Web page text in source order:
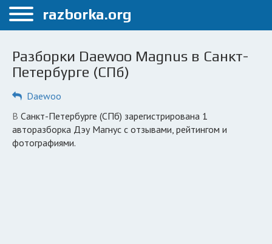
Меню
Санкт-Петербург
Автосервисы
Разборки Daewoo Magnus в Санкт-
Петербурге (СПб)
Daewoo
в Санкт-Петербурге (СПб) зарегистрирована 1
авторазборка Дэу Магнус с отзывами, рейтингом и
фотографиями.
razborka.org